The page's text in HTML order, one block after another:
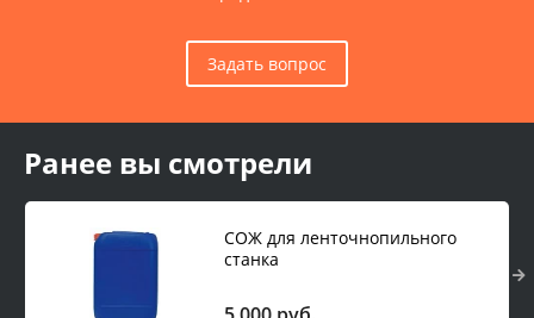
Задать вопрос
Ранее вы смотрели
СОЖ для ленточнопильного
станка